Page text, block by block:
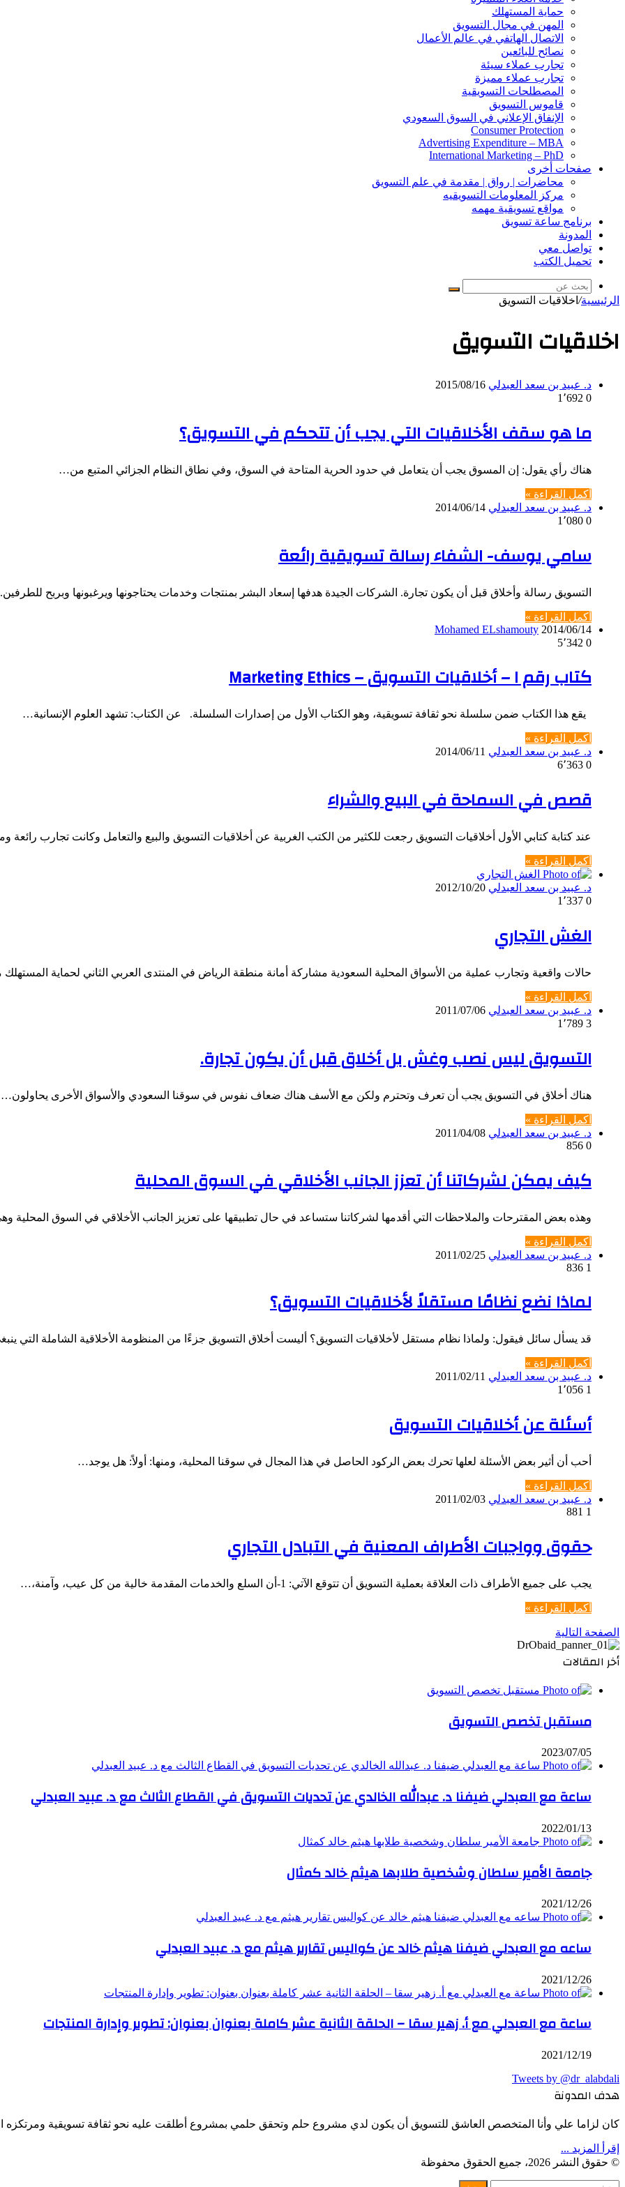
حماية المستهلك
المهن في مجال التسويق
الاتصال الهاتفي في عالم الأعمال
نصائح للبائعين
تجارب عملاء سيئة
تجارب عملاء مميزة
المصطلحات التسويقية
قاموس التسويق
الإنفاق الإعلاني في السوق السعودي
Consumer Protection
Advertising Expenditure – MBA
International Marketing – PhD
صفحات أخرى
محاضرات | رواق | مقدمة في علم التسويق
مركز المعلومات التسويقيه
مواقع تسويقية مهمه
برنامج ساعة تسويق
المدونة
تواصل معي
تحميل الكتب
بحث
الرئيسية/ اخلاقيات التسويق
اخلاقيات التسويق
د. عبيد بن سعد العبدلي 2015/08/16
0
ما هو سقف الأخلاقيات التي يجب أن تتحكم في التسويق؟
هناك رأي يقول: إن المسوق يجب أن يتعامل في حدود الحرية المتاحة في السوق، وفي نطاق النظام الجزائي المتبع من…
أكمل القراءة »
د. عبيد بن سعد العبدلي 2014/06/14
0
سامي يوسف- الشفاء رسالة تسويقية رائعة
التسويق رسالة وأخلاق قبل أن يكون تجارة. الشركات الجيدة هدفها إسعاد البشر بمنتجات وخدمات يحتاجونها ويرغبونها وبربح
أكمل القراءة »
Mohamed ELshamouty 2014/06/14
0
كتاب رقم ١ – أخلاقيات التسويق – Marketing Ethics
يقع هذا الكتاب ضمن سلسلة نحو ثقافة تسويقية، وهو الكتاب الأول من إصدارات السلسلة. عن الكتاب: تشهد العلوم الإنسانية…
أكمل القراءة »
د. عبيد بن سعد العبدلي 2014/06/11
0
قصص في السماحة في البيع والشراء
عند كتابة كتابي الأول أخلاقيات التسويق رجعت للكثير من الكتب الغربية عن أخلاقيات التسويق والبيع والتعامل وكانت تجارب رائعة
أكمل القراءة »
د. عبيد بن سعد العبدلي 2012/10/20
0
الغش التجاري
حالات واقعية وتجارب عملية من الأسواق المحلية السعودية مشاركة أمانة منطقة الرياض في المنتدى العربي الثاني لحماية
أكمل القراءة »
د. عبيد بن سعد العبدلي 2011/07/06
3
التسويق ليس نصب وغش بل أخلاق قبل أن يكون تجارة.
هناك أخلاق في التسويق يجب أن تعرف وتحترم ولكن مع الأسف هناك ضعاف نفوس في سوقنا السعودي والأسواق الأخرى يحاولون…
أكمل القراءة »
د. عبيد بن سعد العبدلي 2011/04/08
0
كيف يمكن لشركاتنا أن تعزز الجانب الأخلاقي في السوق المحلية
وهذه بعض المقترحات والملاحظات التي أقدمها لشركاتنا ستساعد في حال تطبيقها على تعزيز الجانب الأخلاقي في السوق المحلية
أكمل القراءة »
د. عبيد بن سعد العبدلي 2011/02/25
1
لماذا نضع نظامًا مستقلاً لأخلاقيات التسويق؟
قد يسأل سائل فيقول: ولماذا نظام مستقل لأخلاقيات التسويق؟ أليست أخلاق التسويق جزءًا من المنظومة الأخلاقية الشاملة التي
أكمل القراءة »
د. عبيد بن سعد العبدلي 2011/02/11
1
أسئلة عن أخلاقيات التسويق
أحب أن أثير بعض الأسئلة لعلها تحرك بعض الركود الحاصل في هذا المجال في سوقنا المحلية، ومنها: أولاً: هل يوجد…
أكمل القراءة »
د. عبيد بن سعد العبدلي 2011/02/03
1
حقوق وواجبات الأطراف المعنية في التبادل التجاري
يجب على جميع الأطراف ذات العلاقة بعملية التسويق أن تتوقع الآتي: 1-أن السلع والخدمات المقدمة خالية من كل عيب، وآمنة،…
أكمل القراءة »
الصفحة التالية
أخر المقالات
مستقبل تخصص التسويق
2023/07/05
ساعة مع العبدلي ضيفنا د. عبدالله الخالدي عن تحديات التسويق في القطاع الثالث مع د. عبيد العبدلي
2022/01/13
جامعة الأمير سلطان وشخصية طلابها هيثم خالد كمثال
2021/12/26
ساعه مع العبدلي ضيفنا هيثم خالد عن كواليس تقارير هيثم مع د. عبيد العبدلي
2021/12/26
ساعة مع العبدلي مع أ. زهير سقا – الحلقة الثانية عشر كاملة بعنوان بعنوان: تطوير وإدارة المنتجات
2021/12/19
Tweets by @dr_alabdali
هدف المدونة
كان لزاما علي وأنا المتخصص العاشق للتسويق أن يكون لدي مشروع حلم وتحقق حلمي بمشروع أطلقت عليه نحو ثقافة تسويقية ومرتكزه
إقرأ المزيد ...
© حقوق النشر 2026، جميع الحقوق محفوظة